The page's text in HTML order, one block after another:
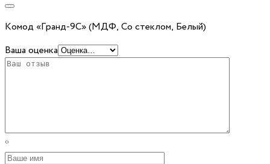
Комод «Гранд-9С» (МДФ, Со стеклом, Белый)
Ваша оценка
*